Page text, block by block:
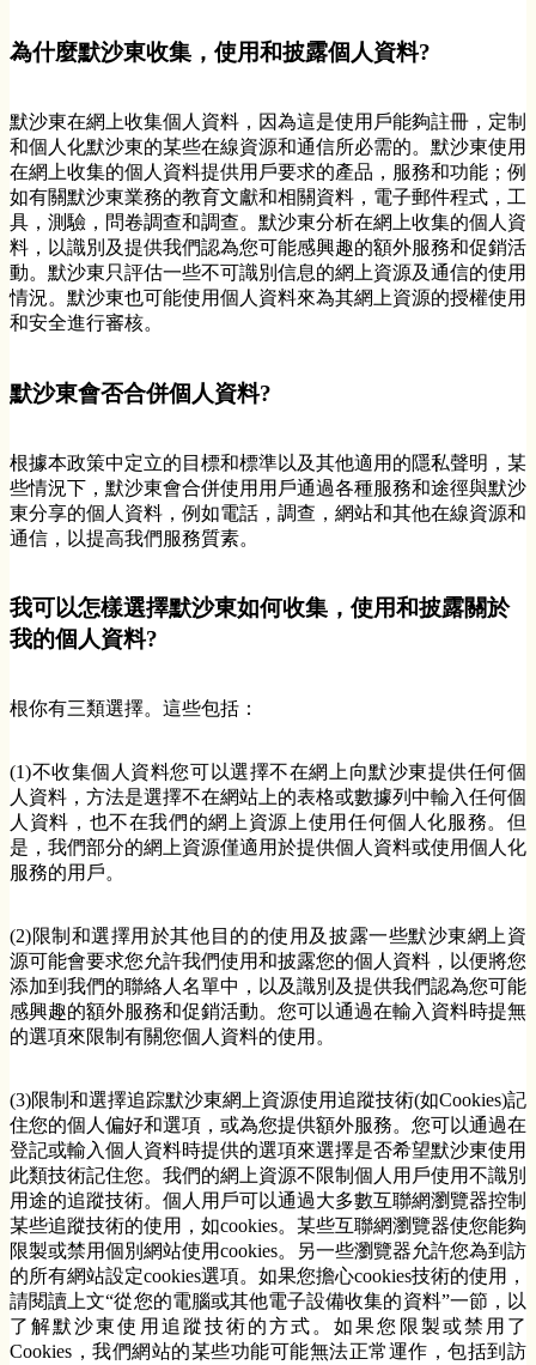
為什麼默沙東收集，使用和披露個人資料?
默沙東在網上收集個人資料，因為這是使用戶能夠註冊，定制
和個人化默沙東的某些在線資源和通信所必需的。默沙東使用
在網上收集的個人資料提供用戶要求的產品，服務和功能；例
如有關默沙東業務的教育文獻和相關資料，電子郵件程式，工
具，測驗，問卷調查和調查。默沙東分析在網上收集的個人資
料，以識別及提供我們認為您可能感興趣的額外服務和促銷活
動。默沙東只評估一些不可識別信息的網上資源及通信的使用
情況。默沙東也可能使用個人資料來為其網上資源的授權使用
和安全進行審核。
默沙東會否合併個人資料?
根據本政策中定立的目標和標準以及其他適用的隱私聲明，某
些情況下，默沙東會合併使用用戶通過各種服務和途徑與默沙
東分享的個人資料，例如電話，調查，網站和其他在線資源和
通信，以提高我們服務質素。
我可以怎樣選擇默沙東如何收集，使用和披露關於
我的個人資料?
根你有三類選擇。這些包括：
(1)不收集個人資料您可以選擇不在網上向默沙東提供任何個
人資料，方法是選擇不在網站上的表格或數據列中輸入任何個
人資料，也不在我們的網上資源上使用任何個人化服務。但
是，我們部分的網上資源僅適用於提供個人資料或使用個人化
服務的用戶。
(2)限制和選擇用於其他目的的使用及披露一些默沙東網上資
源可能會要求您允許我們使用和披露您的個人資料，以便將您
添加到我們的聯絡人名單中，以及識別及提供我們認為您可能
感興趣的額外服務和促銷活動。您可以通過在輸入資料時提無
的選項來限制有關您個人資料的使用。
(3)限制和選擇追踪默沙東網上資源使用追蹤技術(如Cookies)記
住您的個人偏好和選項，或為您提供額外服務。您可以通過在
登記或輸入個人資料時提供的選項來選擇是否希望默沙東使用
此類技術記住您。我們的網上資源不限制個人用戶使用不識別
用途的追蹤技術。個人用戶可以通過大多數互聯網瀏覽器控制
某些追蹤技術的使用，如cookies。某些互聯網瀏覽器使您能夠
限製或禁用個別網站使用cookies。另一些瀏覽器允許您為到訪
的所有網站設定cookies選項。如果您擔心cookies技術的使用，
請閱讀上文“從您的電腦或其他電子設備收集的資料”一節，以
了解默沙東使用追蹤技術的方式。如果您限製或禁用了
Cookies，我們網站的某些功能可能無法正常運作，包括到訪